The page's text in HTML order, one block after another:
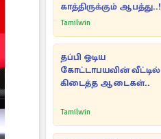
காத்திருக்கும் ஆபத்து..!
Tamilwin
தப்பி ஓடிய
கோட்டாபயவின் வீட்டில்
கிடைத்த ஆடைகள்..
Tamilwin